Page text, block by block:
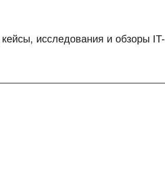
исследования и обзоры IT-